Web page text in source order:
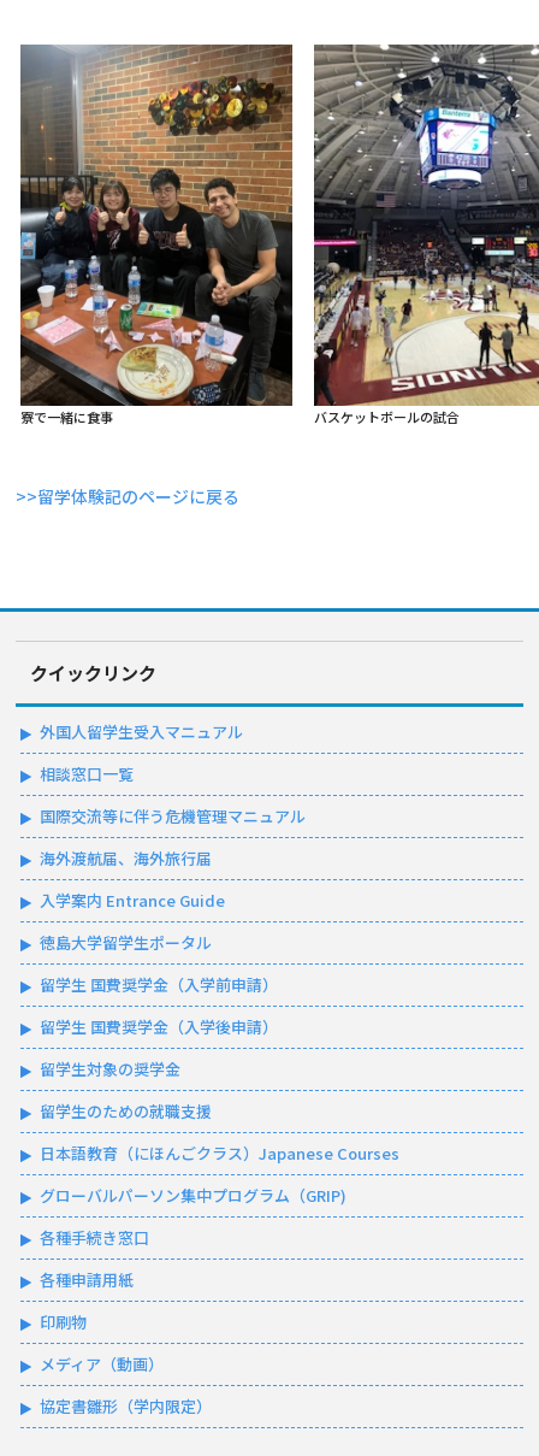
寮で一緒に食事 バスケットボールの試合
>>留学体験記のページに戻る
クイックリンク
外国人留学生受入マニュアル
相談窓口一覧
国際交流等に伴う危機管理マニュアル
海外渡航届、海外旅行届
入学案内 Entrance Guide
徳島大学留学生ポータル
留学生 国費奨学金（入学前申請）
留学生 国費奨学金（入学後申請）
留学生対象の奨学金
留学生のための就職支援
日本語教育（にほんごクラス）Japanese Courses
グローバルパーソン集中プログラム（GRIP)
各種手続き窓口
各種申請用紙
印刷物
メディア（動画）
協定書雛形（学内限定）